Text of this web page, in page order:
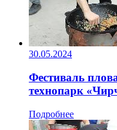
30.05.2024
Фестиваль
технопарк
Подробнее